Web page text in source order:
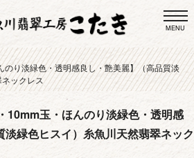
MENU
り淡緑色・透明感良し・艶美麗】（高品質淡
ックレス
10mm玉・ほんのり淡緑色・透明感
淡緑色ヒスイ）糸魚川天然翡翠ネック